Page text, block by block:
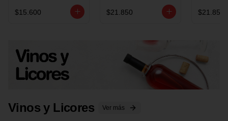
17 GRS
$15.600
GRS
$21.850
GRS
$21.850
Vinos y Licores Ver más